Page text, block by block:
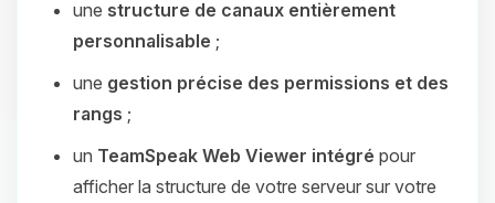
une structure de canaux entièrement
personnalisable ;
une gestion précise des permissions et des
rangs ;
un TeamSpeak Web Viewer intégré pour
afficher la structure de votre serveur sur votre